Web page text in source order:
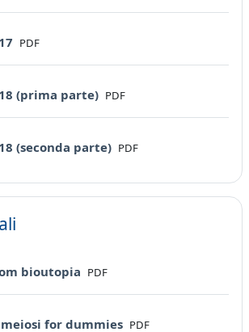
File
PDF
(prima parte) File
PDF
(seconda parte) File
PDF
bioutopia File
PDF
for dummies File
PDF